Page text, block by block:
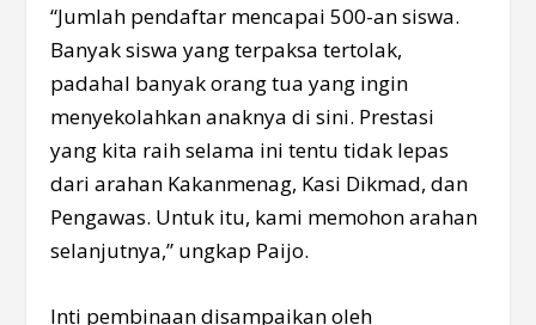
“Jumlah pendaftar mencapai 500-an siswa.
Banyak siswa yang terpaksa tertolak,
padahal banyak orang tua yang ingin
menyekolahkan anaknya di sini. Prestasi
yang kita raih selama ini tentu tidak lepas
dari arahan Kakanmenag, Kasi Dikmad, dan
Pengawas. Untuk itu, kami memohon arahan
selanjutnya,” ungkap Paijo.
Inti pembinaan disampaikan oleh